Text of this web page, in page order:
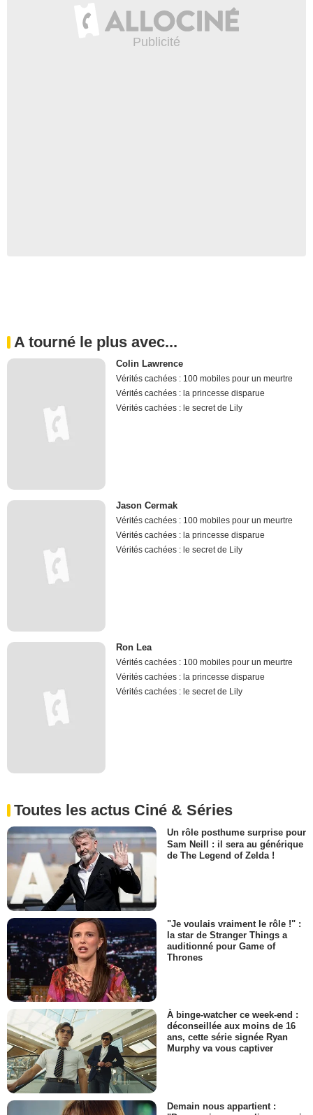
A tourné le plus avec...
Colin Lawrence
Vérités cachées : 100 mobiles pour un meurtre
Vérités cachées : la princesse disparue
Vérités cachées : le secret de Lily
Jason Cermak
Vérités cachées : 100 mobiles pour un meurtre
Vérités cachées : la princesse disparue
Vérités cachées : le secret de Lily
Ron Lea
Vérités cachées : 100 mobiles pour un meurtre
Vérités cachées : la princesse disparue
Vérités cachées : le secret de Lily
Toutes les actus Ciné & Séries
Un rôle posthume surprise pour
Sam Neill : il sera au générique
de The Legend of Zelda !
"Je voulais vraiment le rôle !" :
la star de Stranger Things a
auditionné pour Game of
Thrones
À binge-watcher ce week-end :
déconseillée aux moins de 16
ans, cette série signée Ryan
Murphy va vous captiver
Demain nous appartient :